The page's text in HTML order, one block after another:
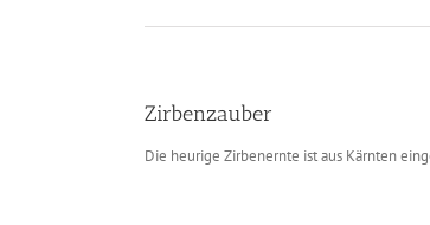
Zirbenzauber
Die heurige Zirbenernte ist aus Kärnten